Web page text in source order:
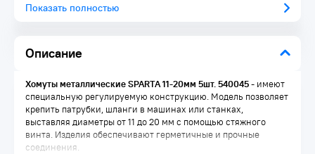
Описание
Показать полностью
Хомуты металлические SPARTA 11-20мм 5шт. 540045- имеют
специальную регулируемую конструкцию. Модель позволяет
крепить патрубки, шланги в машинах или станках,
выставляя диаметры от 11 до 20 мм с помощью стяжного
винта. Изделия обеспечивают герметичные и прочные
соединения.